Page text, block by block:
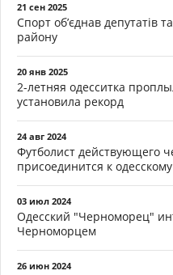
21 сен 2025
Спорт об’єднав депутатів
району
20 янв 2025
2-летняя одесситка
установила рекорд
24 авг 2024
Футболист действующего
присоединится к
03 июл 2024
Одесский "Черноморец"
Черноморцем
26 июн 2024